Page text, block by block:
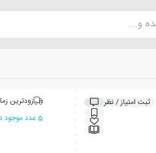
و...
ثبت امتیاز / نظر زودترین
5 عدد موجود در انبار ایران کتاب